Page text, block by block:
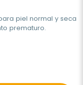
piel normal y seca
prematuro.